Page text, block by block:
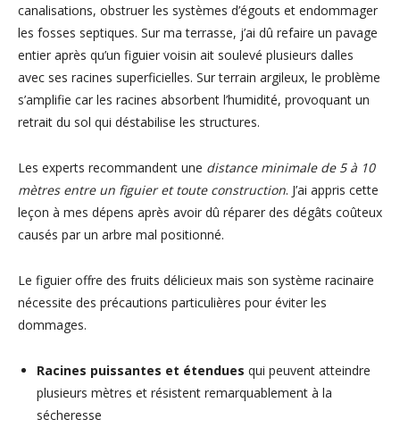
canalisations, obstruer les systèmes d’égouts et endommager
les fosses septiques. Sur ma terrasse, j’ai dû refaire un pavage
entier après qu’un figuier voisin ait soulevé plusieurs dalles
avec ses racines superficielles. Sur terrain argileux, le problème
s’amplifie car les racines absorbent l’humidité, provoquant un
retrait du sol qui déstabilise les structures.
Les experts recommandent une distance minimale de 5 à 10
mètres entre un figuier et toute construction. J’ai appris cette
leçon à mes dépens après avoir dû réparer des dégâts coûteux
causés par un arbre mal positionné.
Le figuier offre des fruits délicieux mais son système racinaire
nécessite des précautions particulières pour éviter les
dommages.
Racines puissantes et étendues qui peuvent atteindre
plusieurs mètres et résistent remarquablement à la
sécheresse